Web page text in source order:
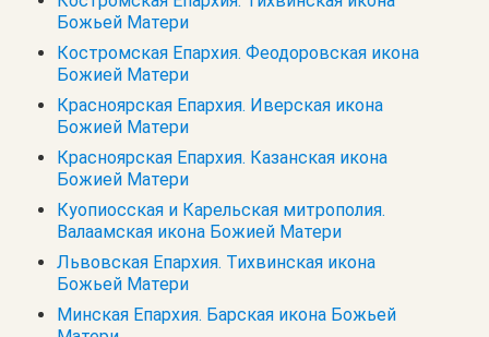
Божьей Матери
Костромская Епархия. Феодоровская икона
Божией Матери
Красноярская Епархия. Иверская икона
Божией Матери
Красноярская Епархия. Казанская икона
Божией Матери
Куопиосская и Карельская митрополия.
Валаамская икона Божией Матери
Львовская Епархия. Тихвинская икона
Божьей Матери
Минская Епархия. Барская икона Божьей